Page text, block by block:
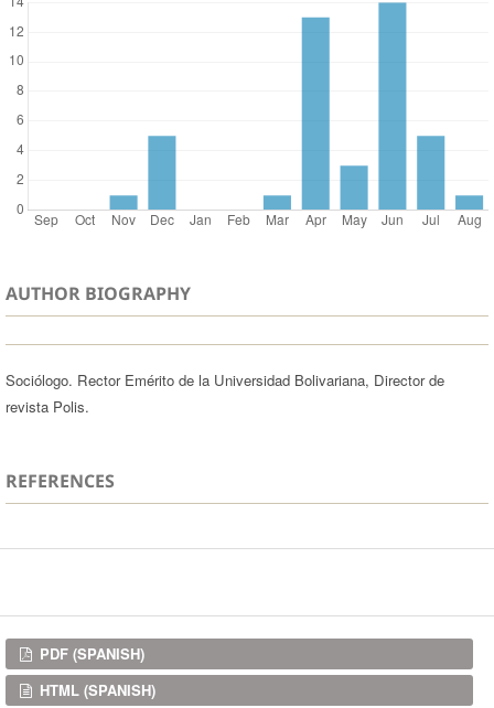
AUTHOR BIOGRAPHY
Sociólogo. Rector Emérito de la Universidad Bolivariana, Director de
revista Polis.
REFERENCES
Downloads
PDF (SPANISH)
HTML (SPANISH)